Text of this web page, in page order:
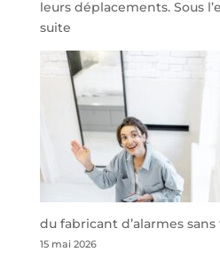
leurs déplacements. Sous
suite:
À
40
minutes
de
Namur,
Steveny
Park
redessine
de
parking
du fabricant d’alarmes sans
15 mai 2026